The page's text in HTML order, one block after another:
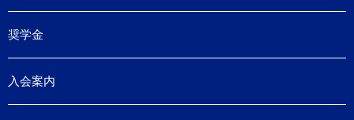
奨学金
入会案内